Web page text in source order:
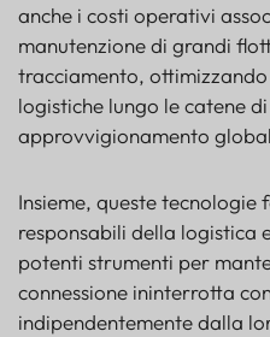
anche i costi operativi
manutenzione di grandi
tracciamento,
logistiche lungo le catene di
approvvigionamento
Insieme, queste tecnologie
responsabili della logistica
potenti strumenti per
connessione ininterrotta
indipendentemente dalla